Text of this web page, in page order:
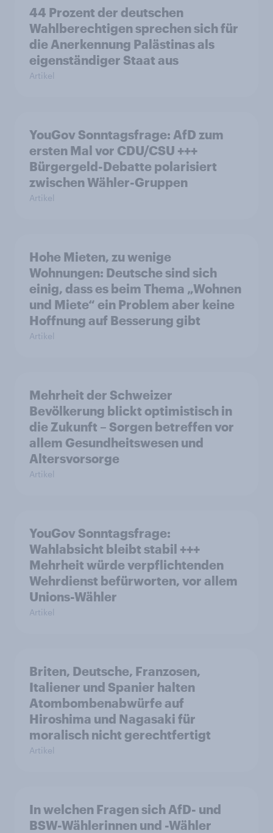
44 Prozent der deutschen
Wahlberechtigen sprechen sich für
die Anerkennung Palästinas als
eigenständiger Staat aus
Artikel
YouGov Sonntagsfrage: AfD zum
ersten Mal vor CDU/CSU +++
Bürgergeld-Debatte polarisiert
zwischen Wähler-Gruppen
Artikel
Hohe Mieten, zu wenige
Wohnungen: Deutsche sind sich
einig, dass es beim Thema „Wohnen
und Miete“ ein Problem aber keine
Hoffnung auf Besserung gibt
Artikel
Mehrheit der Schweizer
Bevölkerung blickt optimistisch in
die Zukunft – Sorgen betreffen vor
allem Gesundheitswesen und
Altersvorsorge
Artikel
YouGov Sonntagsfrage:
Wahlabsicht bleibt stabil +++
Mehrheit würde verpflichtenden
Wehrdienst befürworten, vor allem
Unions-Wähler
Artikel
Briten, Deutsche, Franzosen,
Italiener und Spanier halten
Atombombenabwürfe auf
Hiroshima und Nagasaki für
moralisch nicht gerechtfertigt
Artikel
In welchen Fragen sich AfD- und
BSW-Wählerinnen und -Wähler